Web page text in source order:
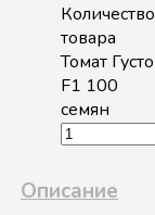
Количество
товара
Томат Густо
F1 100
семян
Описание